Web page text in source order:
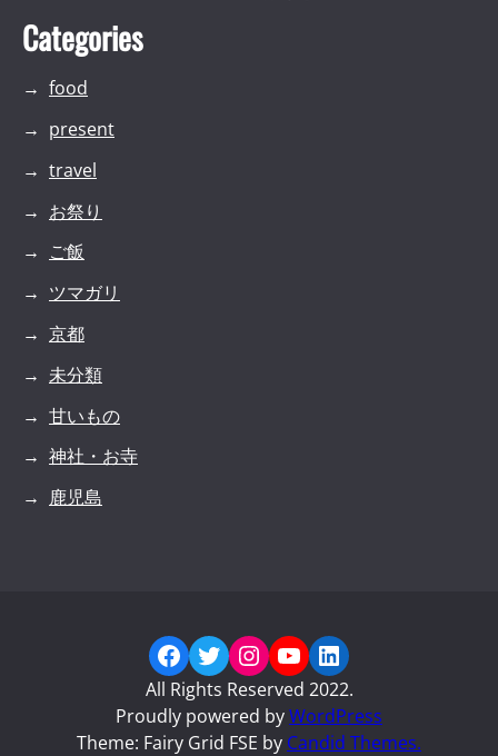
Categories
food
present
travel
お祭り
ご飯
ツマガリ
京都
未分類
甘いもの
神社・お寺
鹿児島
Facebook
Twitter
Instagram
YouTube
LinkedIn
All Rights Reserved 2022.
Proudly powered byWordPress
Theme: Fairy Grid FSE by Candid Themes.